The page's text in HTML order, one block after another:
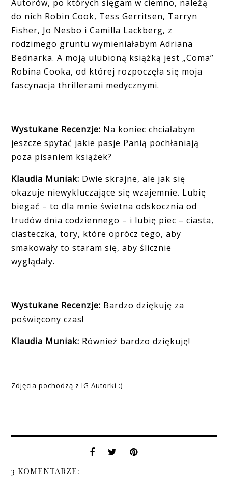
Autorów, po których sięgam w ciemno, należą
do nich Robin Cook, Tess Gerritsen, Tarryn
Fisher, Jo Nesbo i Camilla Lackberg, z
rodzimego gruntu wymieniałabym Adriana
Bednarka. A moją ulubioną książką jest „Coma”
Robina Cooka, od której rozpoczęła się moja
fascynacja thrillerami medycznymi.
Wystukane Recenzje: Na koniec chciałabym
jeszcze spytać jakie pasje Panią pochłaniają
poza pisaniem książek?
Klaudia Muniak: Dwie skrajne, ale jak się
okazuje niewykluczające się wzajemnie. Lubię
biegać – to dla mnie świetna odskocznia od
trudów dnia codziennego – i lubię piec – ciasta,
ciasteczka, tory, które oprócz tego, aby
smakowały to staram się, aby ślicznie
wyglądały.
Wystukane Recenzje: Bardzo dziękuję za
poświęcony czas!
Klaudia Muniak: Również bardzo dziękuję!
Zdjęcia pochodzą z IG Autorki :)
3 KOMENTARZE: